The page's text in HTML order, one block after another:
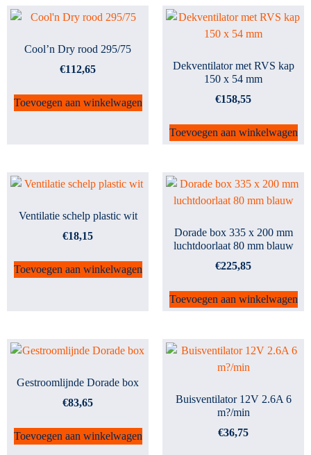
Cool’n Dry rood 295/75
€112,65
Toevoegen aan winkelwagen
Dekventilator met RVS kap
150 x 54 mm
€158,55
Toevoegen aan winkelwagen
Ventilatie schelp plastic wit
€18,15
Toevoegen aan winkelwagen
Dorade box 335 x 200 mm
luchtdoorlaat 80 mm blauw
€225,85
Toevoegen aan winkelwagen
Gestroomlijnde Dorade box
€83,65
Toevoegen aan winkelwagen
Buisventilator 12V 2.6A 6
m?/min
€36,75